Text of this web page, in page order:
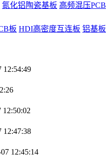
氮化铝陶瓷基板 高频混压PCB
板 HDI高密度互连板 铝基板
12:54:49
12:50:02
12:47:38
12:45:14